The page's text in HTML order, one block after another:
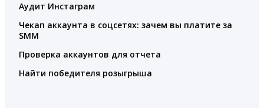
Аудит Инстаграм
Чекап аккаунта в соцсетях: зачем вы платите за
SMM
Проверка аккаунтов для отчета
Найти победителя розыгрыша